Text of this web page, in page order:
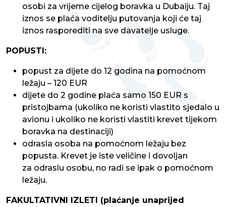
osobi za vrijeme cijelog boravka u Dubaiju. Taj
iznos se plaća voditelju putovanja koji će taj
iznos rasporediti na sve davatelje usluge.
POPUSTI:
popust za dijete do 12 godina na pomoćnom
ležaju – 120 EUR
dijete do 2 godine plaća samo 150 EUR s
pristojbama (ukoliko ne koristi vlastito sjedalo u
avionu i ukoliko ne koristi vlastiti krevet tijekom
boravka na destinaciji)
odrasla osoba na pomoćnom ležaju bez
popusta. Krevet je iste veličine i dovoljan
za odraslu osobu, no radi se ipak o pomoćnom
ležaju.
FAKULTATIVNI IZLETI (plaćanje unaprijed